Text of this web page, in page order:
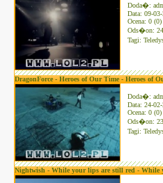
Doda�:
Data: 09-
Ocena: 0 (0)
Ods�on:
Tagi:
DragonForce - Heroes of Our Time - Heroes of
Doda�:
Data: 24-
Ocena: 0 (0)
Ods�on:
Tagi:
Nightwish - While your lips are still red - While